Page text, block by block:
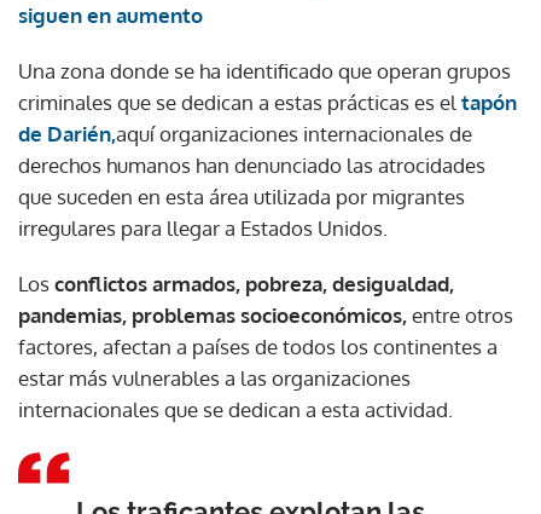
siguen en aumento
Una zona donde se ha identificado que operan grupos
criminales que se dedican a estas prácticas es el tapón
de Darién,aquí organizaciones internacionales de
derechos humanos han denunciado las atrocidades
que suceden en esta área utilizada por migrantes
irregulares para llegar a Estados Unidos.
Losconflictos armados, pobreza, desigualdad,
pandemias, problemas socioeconómicos,entre otros
factores, afectan a países de todos los continentes a
estar más vulnerables a las organizaciones
internacionales que se dedican a esta actividad.